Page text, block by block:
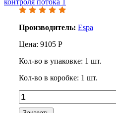
Производитель: Espa
Цена: 9105 Р
Кол-во в упаковке: 1 шт.
Кол-во в коробке: 1 шт.